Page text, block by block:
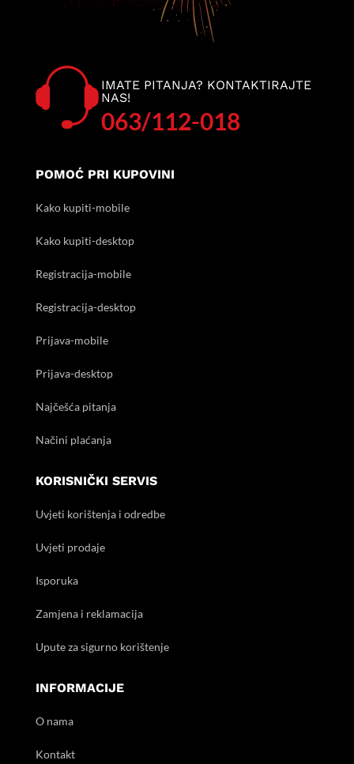
IMATE PITANJA? KONTAKTIRAJTE
NAS!
063/112-018
POMOĆ PRI KUPOVINI
Kako kupiti-mobile
Kako kupiti-desktop
Registracija-mobile
Registracija-desktop
Prijava-mobile
Prijava-desktop
Najčešća pitanja
Načini plaćanja
KORISNIČKI SERVIS
Uvjeti korištenja i odredbe
Uvjeti prodaje
Isporuka
Zamjena i reklamacija
Upute za sigurno korištenje
INFORMACIJE
O nama
Kontakt